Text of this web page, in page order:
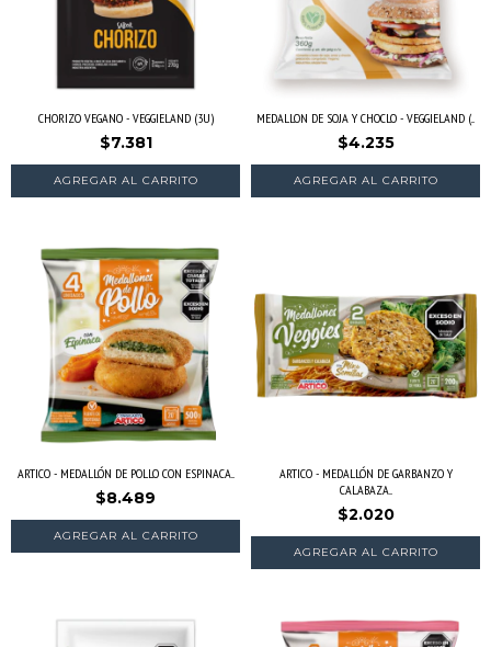
CHORIZO VEGANO - VEGGIELAND (3U)
$7.381
MEDALLON DE SOJA Y CHOCLO - VEGGIELAND (...
$4.235
ARTICO - MEDALLÓN DE POLLO CON ESPINACA...
$8.489
ARTICO - MEDALLÓN DE GARBANZO Y
CALABAZA...
$2.020